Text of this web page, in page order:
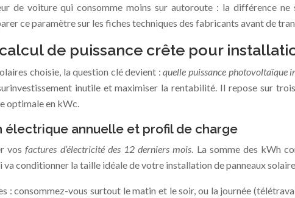
de voiture qui consomme moins sur autoroute : la différence
ce paramètre sur les fiches techniques des fabricants avant de
de puissance crête pour
choisie, la question clé devient :quelle puissance photovoltaïque
inutile et maximiser la rentabilité. Il repose sur
optimale en kWc.
électrique annuelle et profil de charge
vosfactures d’électricité des 12 derniers mois. La somme des kWh
conditionner la taille idéale de votre installation de panneaux
: consommez-vous surtout le matin et le soir, ou la journée